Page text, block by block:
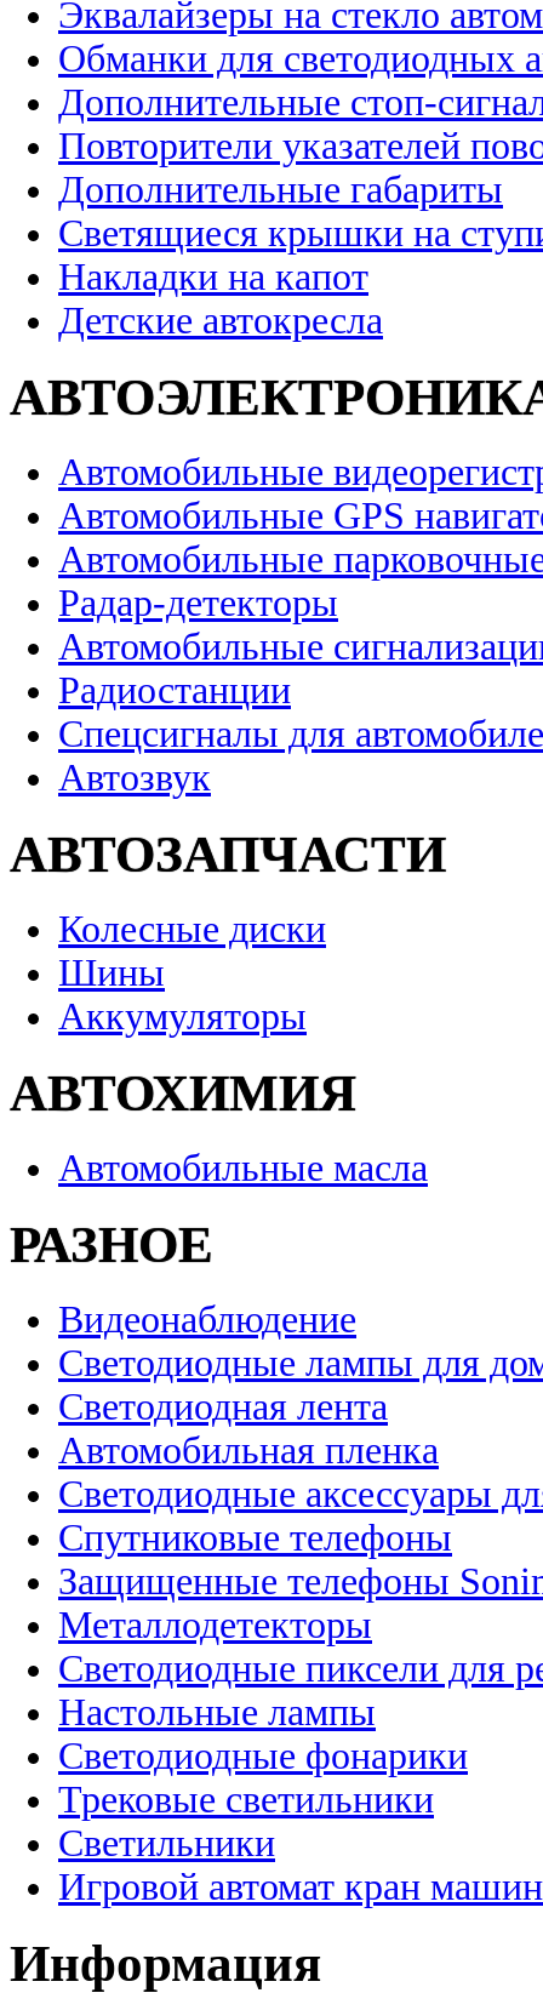
Эквалайзеры на стекло
Обманки для светодиодных
Дополнительные стоп-
Повторители указателей
Дополнительные габариты
Светящиеся крышки на
Накладки на капот
Детские автокресла
Автомобильные
Автомобильные GPS
Автомобильные
Радар-детекторы
Автомобильные
Радиостанции
Спецсигналы для
Автозвук
АВТОЗАПЧАСТИ
Колесные диски
Шины
Аккумуляторы
АВТОХИМИЯ
Автомобильные масла
РАЗНОЕ
Видеонаблюдение
Светодиодные лампы для
Светодиодная лента
Автомобильная пленка
Светодиодные аксессуары
Спутниковые телефоны
Защищенные телефоны
Металлодетекторы
Светодиодные пиксели для
Настольные лампы
Светодиодные фонарики
Трековые светильники
Светильники
Игровой автомат кран
Информация